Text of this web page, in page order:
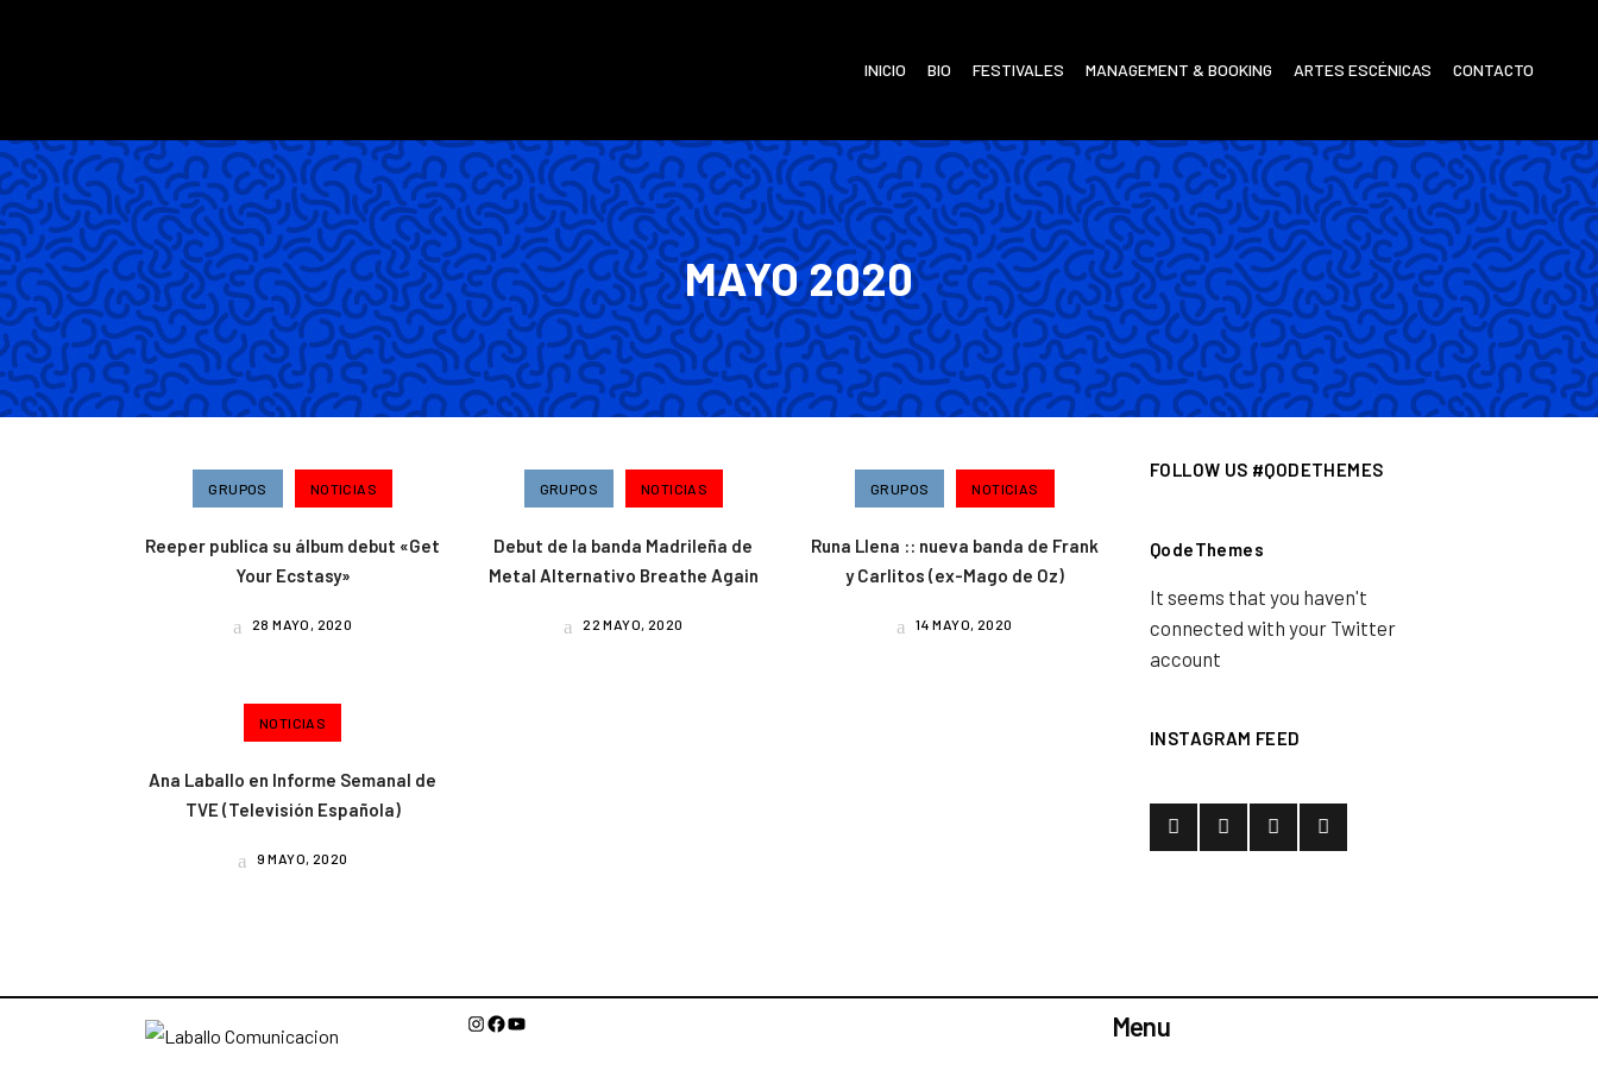
INICIO BIO FESTIVALES MANAGEMENT & BOOKING ARTES ESCÉNICAS CONTACTO
MAYO 2020
GRUPOS NOTICIAS
Reeper publica su álbum debut «Get
Your Ecstasy»
28 MAYO, 2020
GRUPOS NOTICIAS
Debut de la banda Madrileña de
Metal Alternativo Breathe Again
22 MAYO, 2020
GRUPOS NOTICIAS
Runa Llena :: nueva banda de Frank
y Carlitos (ex-Mago de Oz)
14 MAYO, 2020
NOTICIAS
Ana Laballo en Informe Semanal de
TVE (Televisión Española)
9 MAYO, 2020
FOLLOW US #QODETHEMES
QodeThemes
It seems that you haven't
connected with your Twitter
account
INSTAGRAM FEED
Instagram
Facebook
YouTube Menu